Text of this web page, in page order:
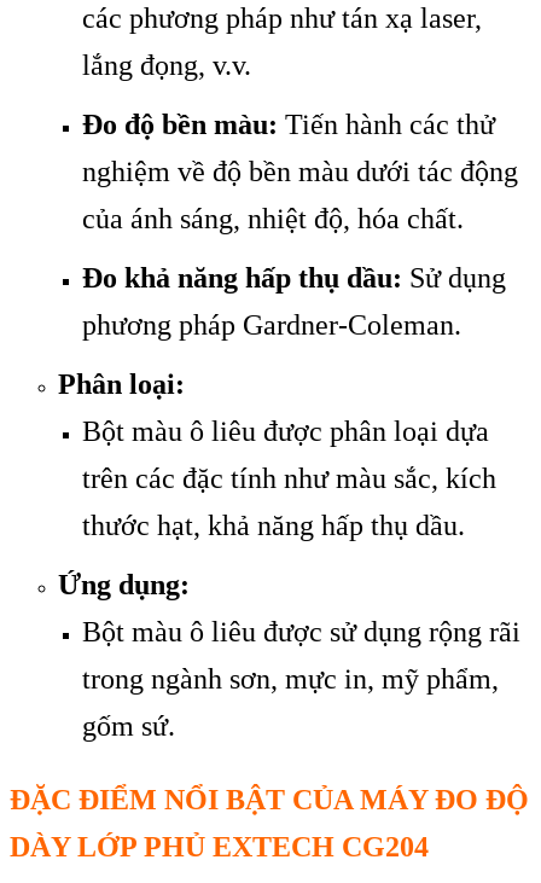
các phương pháp như tán xạ laser,
lắng đọng, v.v.
Đo độ bền màu: Tiến hành các thử
nghiệm về độ bền màu dưới tác động
của ánh sáng, nhiệt độ, hóa chất.
Đo khả năng hấp thụ dầu: Sử dụng
phương pháp Gardner-Coleman.
Phân loại:
Bột màu ô liêu được phân loại dựa
trên các đặc tính như màu sắc, kích
thước hạt, khả năng hấp thụ dầu.
Ứng dụng:
Bột màu ô liêu được sử dụng rộng rãi
trong ngành sơn, mực in, mỹ phẩm,
gốm sứ.
ĐẶC ĐIỂM NỔI BẬT CỦA MÁY ĐO ĐỘ
DÀY LỚP PHỦ EXTECH CG204